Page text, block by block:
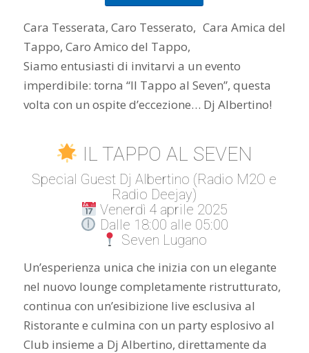
Cara Tesserata, Caro Tesserato, Cara Amica del
Tappo, Caro Amico del Tappo,
Siamo entusiasti di invitarvi a un evento
imperdibile: torna “Il Tappo al Seven”, questa
volta con un ospite d’eccezione… Dj Albertino!
IL TAPPO AL SEVEN
Special Guest Dj Albertino (Radio M2O e
Radio Deejay)
Venerdì 4 aprile 2025
Dalle 18:00 alle 05:00
Seven Lugano
Un’esperienza unica che inizia con un elegante
nel nuovo lounge completamente ristrutturato,
continua con un’esibizione live esclusiva al
Ristorante e culmina con un party esplosivo al
Club insieme a Dj Albertino, direttamente da